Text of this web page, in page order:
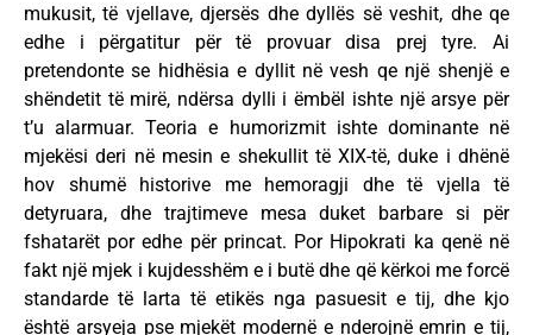
mukusit, të vjellave, djersës dhe dyllës së veshit, dhe qe
edhe i përgatitur për të provuar disa prej tyre. Ai
pretendonte se hidhësia e dyllit në vesh qe një shenjë e
shëndetit të mirë, ndërsa dylli i ëmbël ishte një arsye për
t’u alarmuar. Teoria e humorizmit ishte dominante në
mjekësi deri në mesin e shekullit të XIX-të, duke i dhënë
hov shumë historive me hemoragji dhe të vjella të
detyruara, dhe trajtimeve mesa duket barbare si për
fshatarët por edhe për princat. Por Hipokrati ka qenë në
fakt një mjek i kujdesshëm e i butë dhe që kërkoi me forcë
standarde të larta të etikës nga pasuesit e tij, dhe kjo
është arsyeja pse mjekët modernë e nderojnë emrin e tij,